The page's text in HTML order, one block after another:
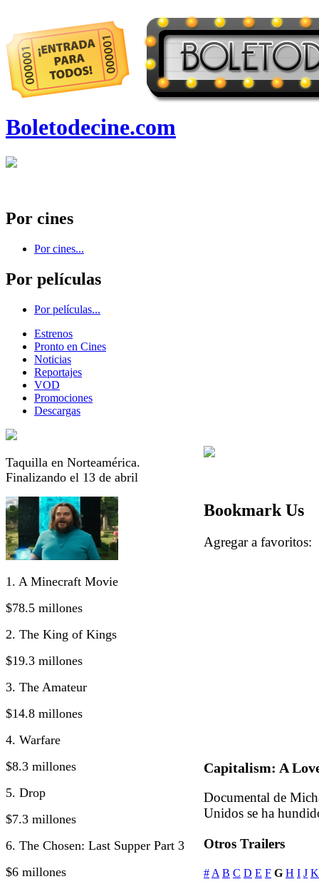
Boletodecine.com
Por cines
Por cines...
Por películas
Por películas...
Estrenos
Pronto en Cines
Noticias
Reportajes
VOD
Promociones
Descargas
Taquilla en Norteamérica.
Finalizando el 13 de abril
1. A Minecraft Movie
$78.5 millones
2. The King of Kings
$19.3 millones
3. The Amateur
$14.8 millones
4. Warfare
$8.3 millones
5. Drop
$7.3 millones
6. The Chosen: Last Supper Part 3
$6 millones
Bookmark Us
Agregar a
Capitalism: A
Documental de
Unidos se ha
Otros Trailers
# A B C D E F G H I J K